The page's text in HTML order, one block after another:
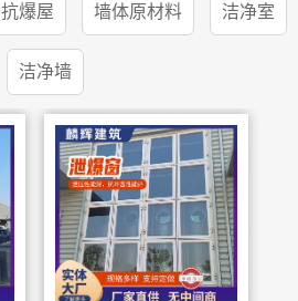
抗爆屋 墙体原材料 洁净室
洁净墙